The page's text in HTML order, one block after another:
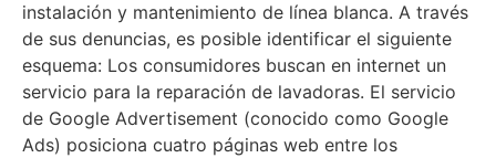
instalación y mantenimiento de línea blanca. A través
de sus denuncias, es posible identificar el siguiente
esquema: Los consumidores buscan en internet un
servicio para la reparación de lavadoras. El servicio
de Google Advertisement (conocido como Google
Ads) posiciona cuatro páginas web entre los